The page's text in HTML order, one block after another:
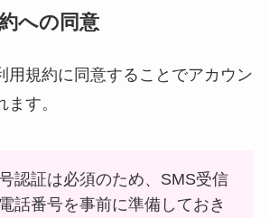
への同意
用規約に同意することでアカウン
ます。
認証は必須のため、SMS受信
話番号を事前に準備しておき